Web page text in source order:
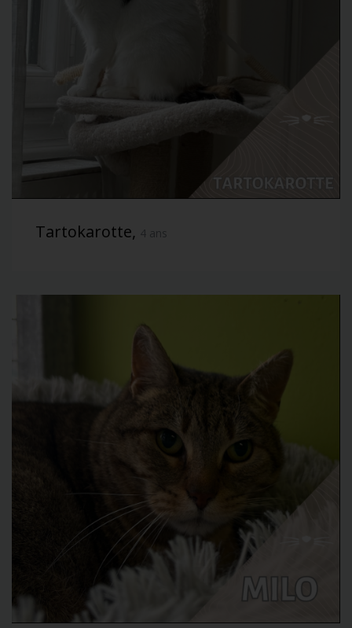
Tartokarotte, 4 ans